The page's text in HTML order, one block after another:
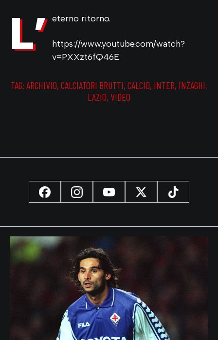
L’ eterno ritorno.
https://www.youtube.com/watch?
v=PXXzt6fQ46E
TAG: ARCHIVIO, CALCIATORI BRUTTI, CALCIO, INTER, INZAGHI,
LAZIO, VIDEO